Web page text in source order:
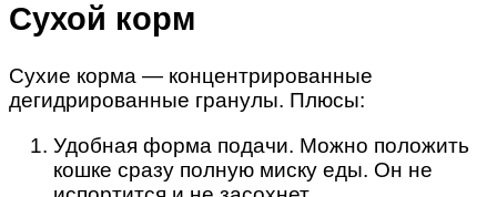
Сухой корм
Сухие корма — концентрированные
дегидрированные гранулы. Плюсы:
Удобная форма подачи. Можно положить
кошке сразу полную миску еды. Он не